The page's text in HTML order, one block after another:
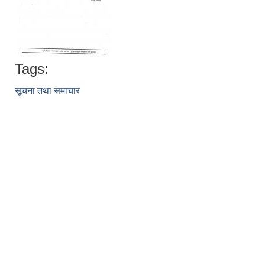
Tags:
सूचना तथा समाचार